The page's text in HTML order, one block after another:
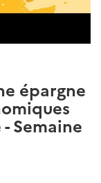
épargne
Semaine